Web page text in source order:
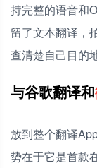
持完整的语音和
留了文本翻译，
查清楚自己目的
与谷歌翻译和
放到整个翻译
势在于它是首款